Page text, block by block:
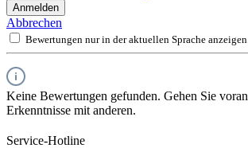
Anmelden
Abbrechen
Bewertungen nur in der aktuellen Sprache anzeigen.
Keine Bewertungen gefunden. Gehen Sie
Erkenntnisse mit anderen.
Service-Hotline